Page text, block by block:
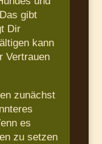
gibt
Dir
kann
Vertrauen
zunächst
es
zu setzen